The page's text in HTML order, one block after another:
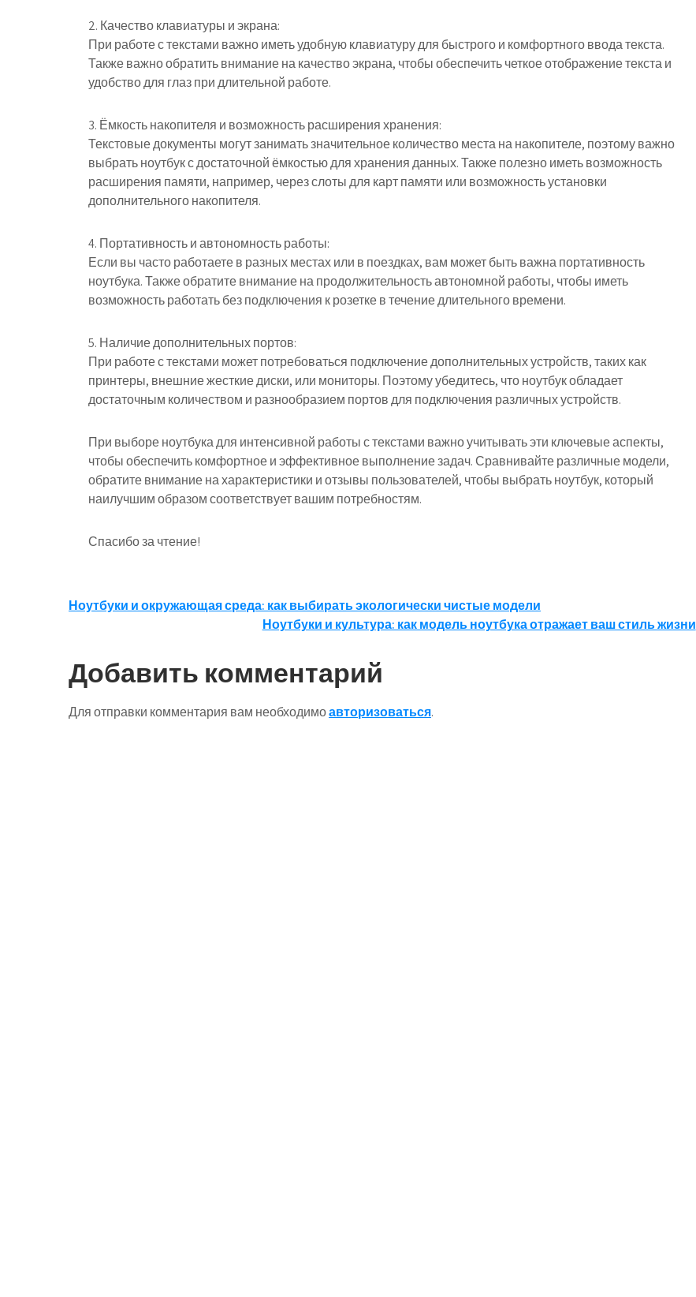
2. Качество клавиатуры и экрана:
При работе с текстами важно иметь удобную клавиатуру для быстрого и комфортного ввода текста.
Также важно обратить внимание на качество экрана, чтобы обеспечить четкое отображение текста и
удобство для глаз при длительной работе.
3. Ёмкость накопителя и возможность расширения хранения:
Текстовые документы могут занимать значительное количество места на накопителе, поэтому важно
выбрать ноутбук с достаточной ёмкостью для хранения данных. Также полезно иметь возможность
расширения памяти, например, через слоты для карт памяти или возможность установки
дополнительного накопителя.
4. Портативность и автономность работы:
Если вы часто работаете в разных местах или в поездках, вам может быть важна портативность
ноутбука. Также обратите внимание на продолжительность автономной работы, чтобы иметь
возможность работать без подключения к розетке в течение длительного времени.
5. Наличие дополнительных портов:
При работе с текстами может потребоваться подключение дополнительных устройств, таких как
принтеры, внешние жесткие диски, или мониторы. Поэтому убедитесь, что ноутбук обладает
достаточным количеством и разнообразием портов для подключения различных устройств.
При выборе ноутбука для интенсивной работы с текстами важно учитывать эти ключевые аспекты,
чтобы обеспечить комфортное и эффективное выполнение задач. Сравнивайте различные модели,
обратите внимание на характеристики и отзывы пользователей, чтобы выбрать ноутбук, который
наилучшим образом соответствует вашим потребностям.
Спасибо за чтение!
Навигация
записям
Ноутбуки и окружающая среда: как выбирать экологически чистые модели
Ноутбуки и культура: как модель ноутбука отражает ваш стиль жизни
Добавить комментарий
Для отправки комментария вам необходимоавторизоваться.